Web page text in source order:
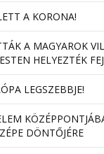
A KORONA!
A MAGYAROK
HELYEZTÉK
LEGSZEBBJE!
DÖNTŐJÉRE